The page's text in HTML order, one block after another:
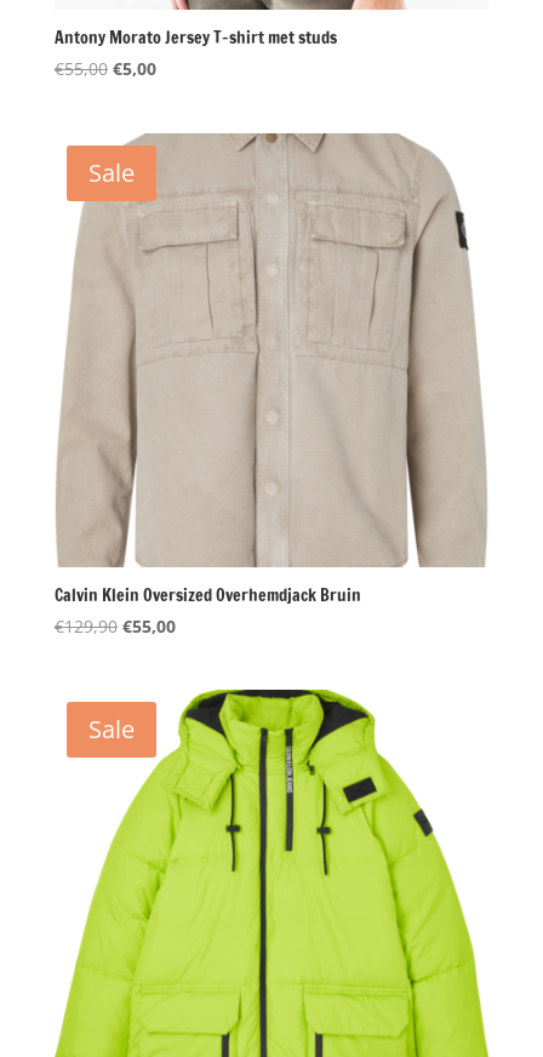
Antony Morato Jersey T-shirt met studs
€55,00 Oorspronkelijke
€55,00.
€5,00Huidige
€5,00.
Sale
Calvin Klein Oversized Overhemdjack Bruin
€129,90 Oorspronkelijke
€129,90.
€55,00Huidige
€55,00.
Sale